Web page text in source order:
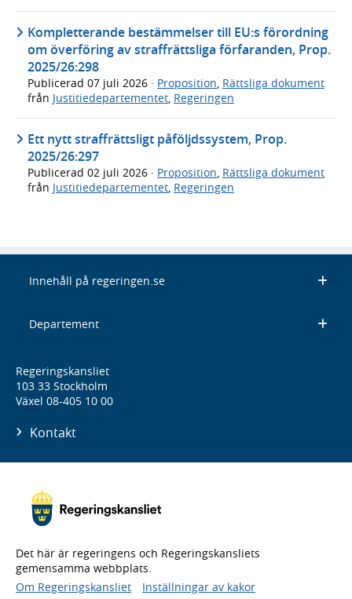
Kompletterande bestämmelser till EU:s förordning
om överföring av straffrättsliga förfaranden, Prop.
2025/26:298
Publicerad 07 juli 2026 · Proposition, Rättsliga dokument
från Justitiedepartementet, Regeringen
Ett nytt straffrättsligt påföljdssystem, Prop.
2025/26:297
Publicerad 02 juli 2026 · Proposition, Rättsliga dokument
från Justitiedepartementet, Regeringen
Innehåll på regeringen.se
Departement
Regeringskansliet
103 33 Stockholm
Växel 08-405 10 00
Kontakt
Det här är regeringens och Regeringskansliets
gemensamma webbplats.
Om Regeringskansliet
Inställningar av kakor